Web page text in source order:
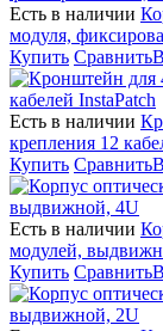
Есть в наличии
модуля,
Купить Сравнить
Есть в наличии
крепления 12
Купить Сравнить
Есть в наличии
модулей,
Купить Сравнить